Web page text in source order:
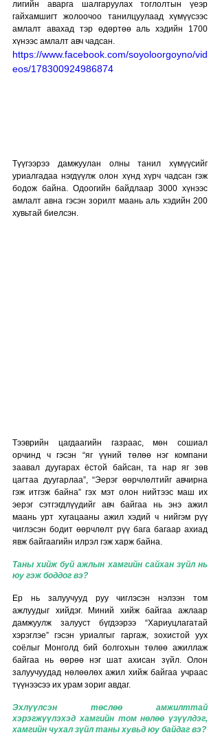
лигийн аварга шалгаруулах тоглолтын үеэр
гайхамшигт жолоочоо танилцуулаад хүмүүсээс
амлалт авахад тэр өдөртөө аль хэдийн 1700
хүнээс амлалт авч чадсан.
https://www.facebook.com/soyoloorgoyno/vid
eos/178300924986874
Түүгээрээ дамжуулан олны танил хүмүүсийг
уриалгадаа нэгдүүлж олон хүнд хүрч чадсан гэж
бодож байна. Одоогийн байдлаар 3000 хүнээс
амлалт авна гэсэн зорилт маань аль хэдийн 200
хувьтай биелсэн.
Тээврийн цагдаагийн газраас, мөн сошиал
орчинд ч гэсэн “яг үүний төлөө нэг компани
заавал дуугарах ёстой байсан, та нар яг зөв
цагтаа дуугарлаа”, “Эерэг өөрчлөлтийг авчирна
гэж итгэж байна” гэх мэт олон нийтээс маш их
эерэг сэтгэгдлүүдийг авч байгаа нь энэ ажил
маань урт хугацааны ажил хэдий ч нийгэм рүү
чиглэсэн бодит өөрчлөлт рүү бага багаар ахиад
явж байгаагийн илрэл гэж харж байна.
Таны хийж буй ажлын хамгийн сайхан зүйл нь
юу гэж боддог вэ?
Ер нь залуучууд руу чиглэсэн нэлээн том
ажлуудыг хийдэг. Миний хийж байгаа ажлаар
дамжуулж залууст бүгдээрээ “Хариуцлагатай
хэрэглэе” гэсэн уриалгыг гаргаж, зохистой уух
соёлыг Монголд бий болгохын төлөө ажиллаж
байгаа нь өөрөө нэг шат ахисан зүйл. Олон
залуучуудад нөлөөлөх ажил хийж байгаа учраас
түүнээсээ их урам зориг авдаг.
Эхлүүлсэн төслөө амжилттай
хэрэгжүүлэхэд хамгийн том нөлөө үзүүлдэг,
хамгийн чухал зүйл таны хувьд юу байдаг вэ?